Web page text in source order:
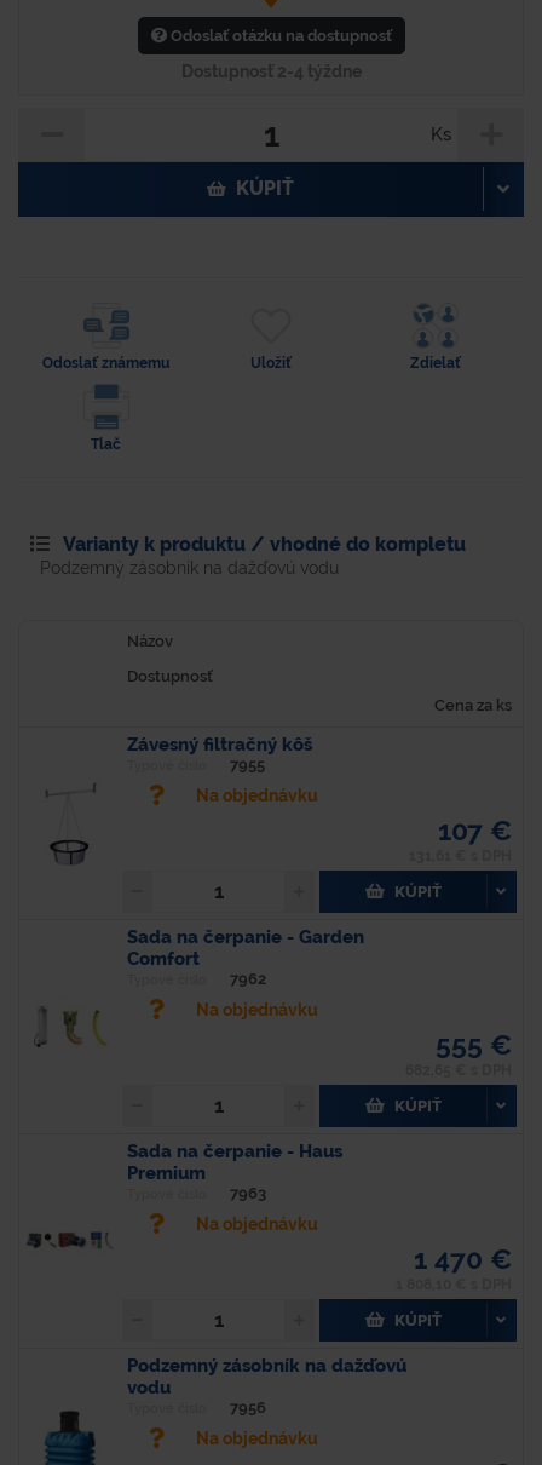
Odoslať otázku na dostupnosť
Dostupnosť 2-4 týždne
Ks
KÚPIŤ
Odoslať známemu Uložiť Zdielať
Tlač
Varianty k produktu / vhodné do kompletu
Podzemný zásobník na dažďovú vodu
Názov
Dostupnosť
Cena za ks
Závesný filtračný kôš
7955
Na objednávku
107 €
KÚPIŤ
Sada na čerpanie - Garden
Comfort
7962
Na objednávku
555 €
KÚPIŤ
Sada na čerpanie - Haus
Premium
7963
Na objednávku
1 470 €
KÚPIŤ
Podzemný zásobník na dažďovú
vodu
7956
Na objednávku